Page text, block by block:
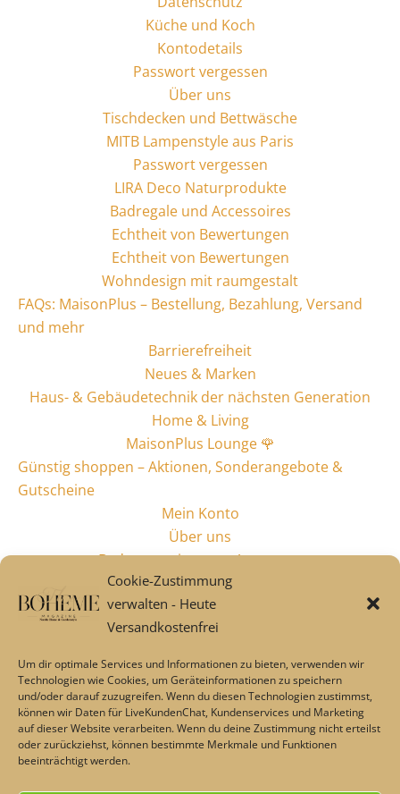
Cookie-Zustimmung
verwalten - Heute
Versandkostenfrei
Um dir optimale Services und Informationen zu bieten, verwenden wir
Technologien wie Cookies, um Geräteinformationen zu speichern
und/oder darauf zuzugreifen. Wenn du diesen Technologien zustimmst,
können wir Daten für LiveKundenChat, Kundenservices und Marketing
auf dieser Website verarbeiten. Wenn du deine Zustimmung nicht erteilst
oder zurückziehst, können bestimmte Merkmale und Funktionen
beeinträchtigt werden.
Küche und Koch
Kontodetails
Passwort vergessen
Über uns
Tischdecken und Bettwäsche
MITB Lampenstyle aus Paris
Passwort vergessen
LIRA Deco Naturprodukte
Badregale und Accessoires
Echtheit von Bewertungen
Echtheit von Bewertungen
Wohndesign mit raumgestalt
FAQs: MaisonPlus – Bestellung, Bezahlung, Versand
und mehr
Barrierefreiheit
Neues & Marken
Haus- & Gebäudetechnik der nächsten Generation
Home & Living
MaisonPlus Lounge 🌹
Günstig shoppen – Aktionen, Sonderangebote &
Gutscheine
Mein Konto
Über uns
Badaccessoires von Aquanova
Alles fürs Bad
Industriestyle & Design
Garten & Style
LovelyLinen Online Shop
Leinenstoffe – Beratung und Kontakt
Natur Bettwäsche & Tischdecken von Lovely Linen
Geschenkideen